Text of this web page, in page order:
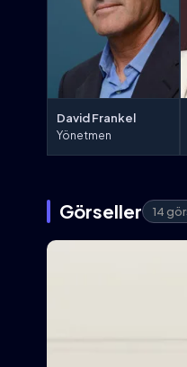
David Frankel
Yönetmen
Görseller 14